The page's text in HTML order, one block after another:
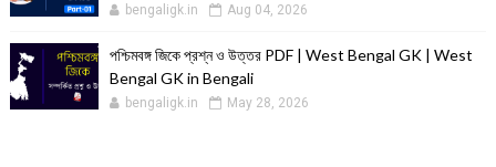
bengaligk.in Aug 04, 2026
পশ্চিমবঙ্গ জিকে প্রশ্ন ও উত্তর PDF | West Bengal GK | West
Bengal GK in Bengali
bengaligk.in May 28, 2026